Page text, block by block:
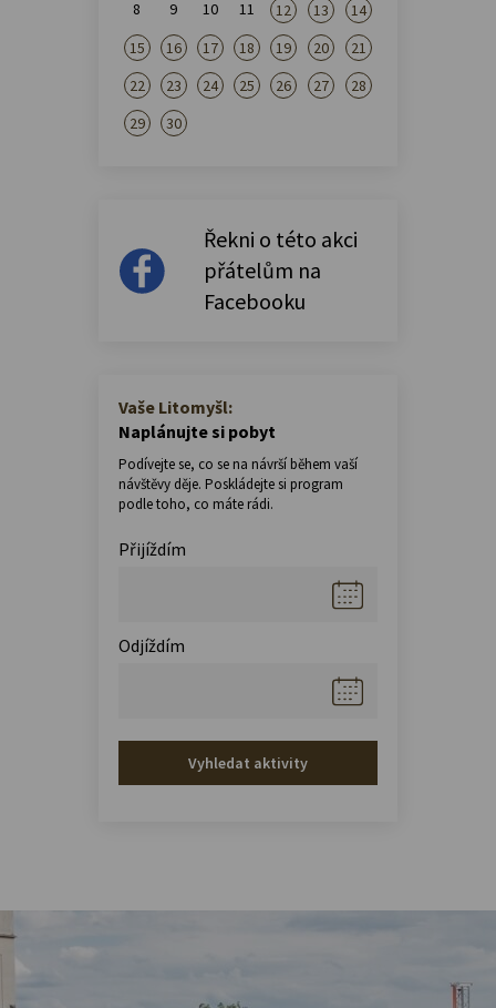
8 9 10 11 12 13
14
15
16 17 18 19 20
21
22
23 24 25 26 27
28
29
30
Řekni o této akci
přátelům na
Facebooku
Vaše Litomyšl:
Naplánujte si pobyt
Podívejte se, co se na návrší během vaší
návštěvy děje. Poskládejte si program
podle toho, co máte rádi.
Přijíždím
Odjíždím
Vyhledat aktivity